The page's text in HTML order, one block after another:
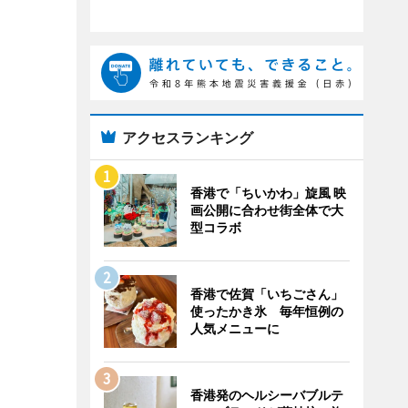
アクセスランキング
香港で「ちいかわ」旋風 映
画公開に合わせ街全体で大
型コラボ
香港で佐賀「いちごさん」
使ったかき氷 毎年恒例の
人気メニューに
香港発のヘルシーバブルテ